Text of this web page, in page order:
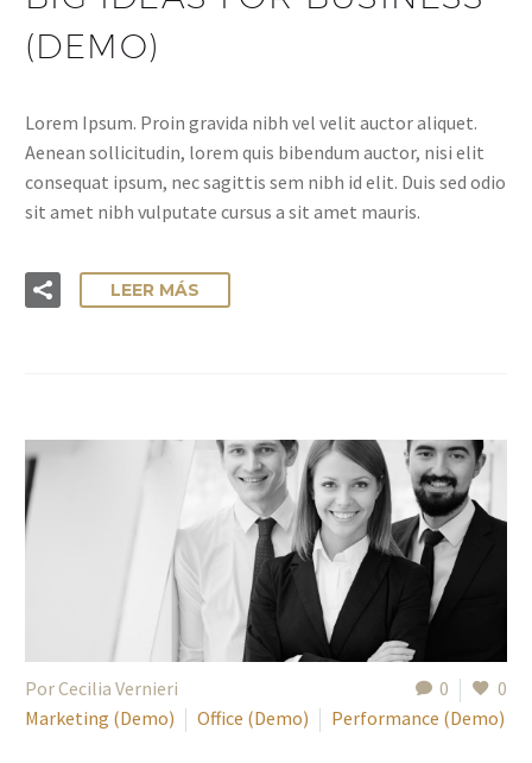
(DEMO)
Lorem Ipsum. Proin gravida nibh vel velit auctor aliquet.
Aenean sollicitudin, lorem quis bibendum auctor, nisi elit
consequat ipsum, nec sagittis sem nibh id elit. Duis sed odio
sit amet nibh vulputate cursus a sit amet mauris.
LEER MÁS
0 0
Por Cecilia Vernieri
Marketing (Demo)
Office (Demo) Performance (Demo)